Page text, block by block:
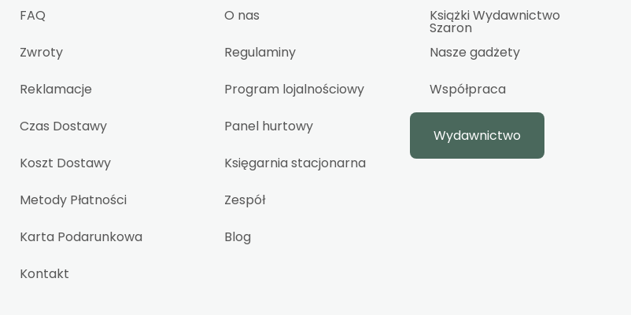
FAQ
Zwroty
Reklamacje
Czas Dostawy
Koszt Dostawy
Metody Płatności
Karta Podarunkowa
Kontakt
O nas
Regulaminy
Program lojalnościowy
Panel hurtowy
Księgarnia stacjonarna
Zespół
Blog
Książki Wydawnictwo
Szaron
Nasze gadżety
Współpraca
Wydawnictwo